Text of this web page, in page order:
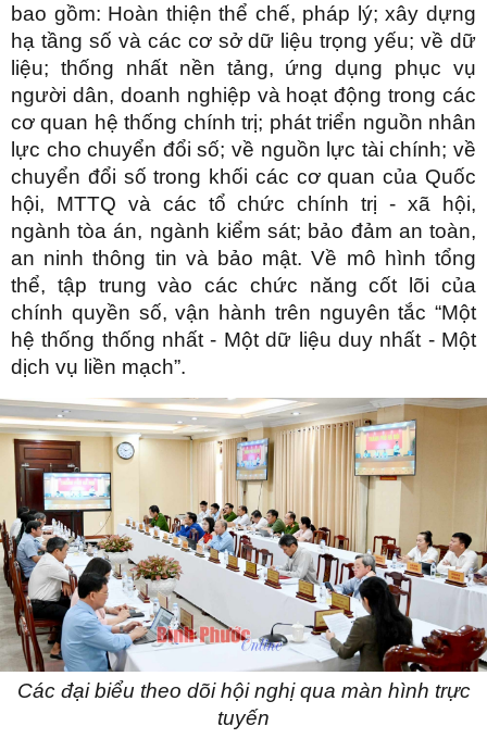
bao gồm: Hoàn thiện thể chế, pháp lý; xây dựng
hạ tầng số và các cơ sở dữ liệu trọng yếu; về dữ
liệu; thống nhất nền tảng, ứng dụng phục vụ
người dân, doanh nghiệp và hoạt động trong các
cơ quan hệ thống chính trị; phát triển nguồn nhân
lực cho chuyển đổi số; về nguồn lực tài chính; về
chuyển đổi số trong khối các cơ quan của Quốc
hội, MTTQ và các tổ chức chính trị - xã hội,
ngành tòa án, ngành kiểm sát; bảo đảm an toàn,
an ninh thông tin và bảo mật. Về mô hình tổng
thể, tập trung vào các chức năng cốt lõi của
chính quyền số, vận hành trên nguyên tắc “Một
hệ thống thống nhất - Một dữ liệu duy nhất - Một
dịch vụ liền mạch”.
Các đại biểu theo dõi hội nghị qua màn hình trực
tuyến